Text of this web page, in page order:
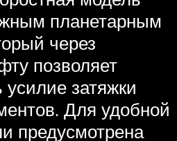
планетарным
через
позволяет
усилие затяжки
Для удобной
предусмотрена